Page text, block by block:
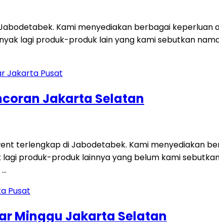
Kami menyediakan berbagai keperluan
lagi produk-produk lain yang kami sebutkan
Jakarta Selatan
terlengkap di Jabodetabek. Kami menyediakan
produk-produk lainnya yang belum kami
Minggu Jakarta Selatan